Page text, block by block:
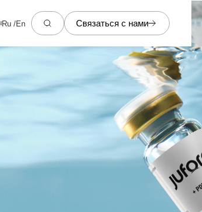
Ru /En Связаться с нами